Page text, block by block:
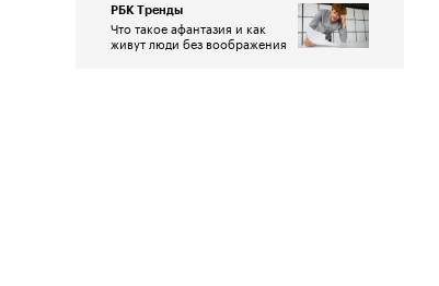
РБК Тренды
Что такое афантазия и как
живут люди без воображения